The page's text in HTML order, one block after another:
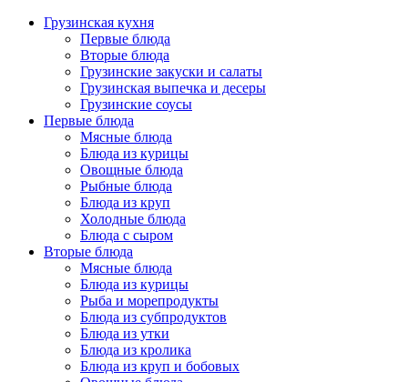
Грузинская кухня
Первые блюда
Вторые блюда
Грузинские закуски и салаты
Грузинская выпечка и десеры
Грузинские соусы
Первые блюда
Мясные блюда
Блюда из курицы
Овощные блюда
Рыбные блюда
Блюда из круп
Холодные блюда
Блюда с сыром
Вторые блюда
Мясные блюда
Блюда из курицы
Рыба и морепродукты
Блюда из субпродуктов
Блюда из утки
Блюда из кролика
Блюда из круп и бобовых